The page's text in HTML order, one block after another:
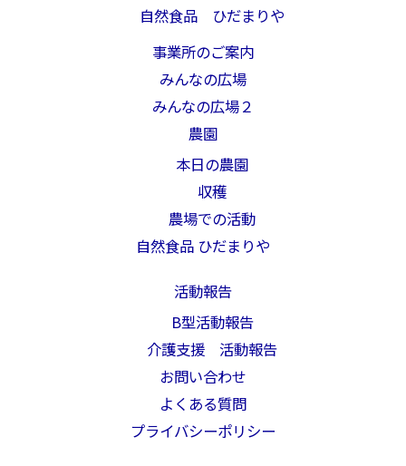
自然食品 ひだまりや
事業所のご案内
みんなの広場
みんなの広場２
農園
本日の農園
収穫
農場での活動
自然食品 ひだまりや
活動報告
B型活動報告
介護支援 活動報告
お問い合わせ
よくある質問
プライバシーポリシー